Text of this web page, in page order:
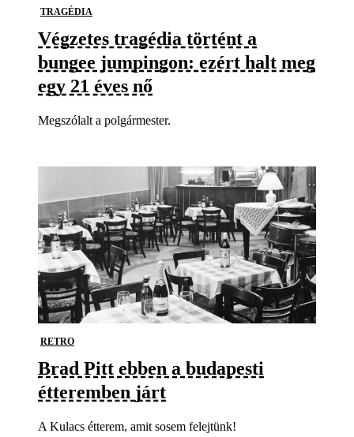
TRAGÉDIA
Végzetes tragédia történt a
bungee jumpingon: ezért halt meg
egy 21 éves nő
Megszólalt a polgármester.
RETRO
Brad Pitt ebben a budapesti
étteremben járt
A Kulacs étterem, amit sosem felejtünk!